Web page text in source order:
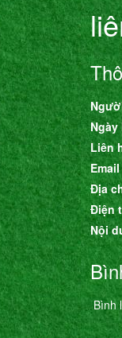
Liên
Email
Địa
Điện
Nội
Bình